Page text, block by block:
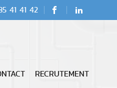
41 41 42 FacebookLinkedIn
RECRUTEMENT